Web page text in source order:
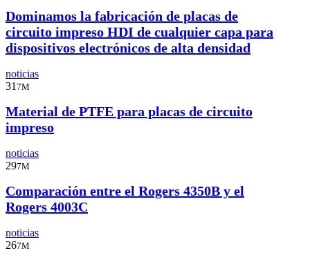
Dominamos la fabricación de placas de
circuito impreso HDI de cualquier capa para
dispositivos electrónicos de alta densidad
noticias
31 7M
Material de PTFE para placas de circuito
impreso
noticias
297M
Comparación entre el Rogers 4350B y el
Rogers 4003C
noticias
267M